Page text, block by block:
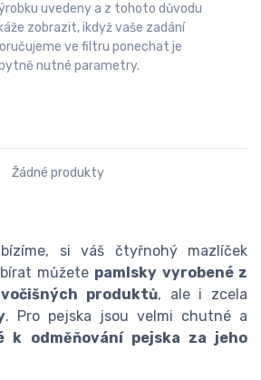
uvedeny a z tohoto důvodu
zobrazit, ikdyž vaše zadání
ve filtru ponechat je
nutné parametry.
Žádné produkty
si váš čtyřnohý mazlíček
můžete pamlsky vyrobené z
produktů, ale i zcela
. Pro pejska jsou velmi chutné a
k odměňování pejska za jeho